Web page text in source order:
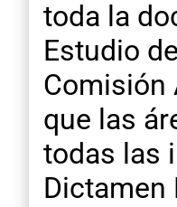
toda la
Estudio
Comisión
que las
todas las
Dictamen